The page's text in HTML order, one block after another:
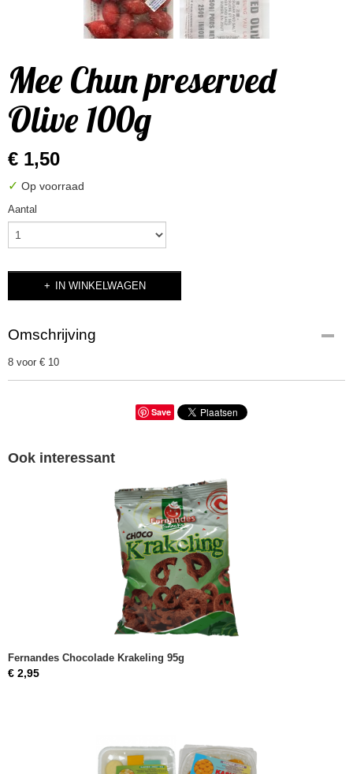
Mee Chun preserved
Olive 100g
€ 1,50
✓ Op voorraad
Aantal
IN WINKELWAGEN
Omschrijving
8 voor € 10
Save
Ook interessant
Fernandes Chocolade Krakeling 95g
€ 2,95